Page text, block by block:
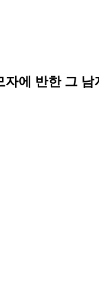
자에 반한 그 남